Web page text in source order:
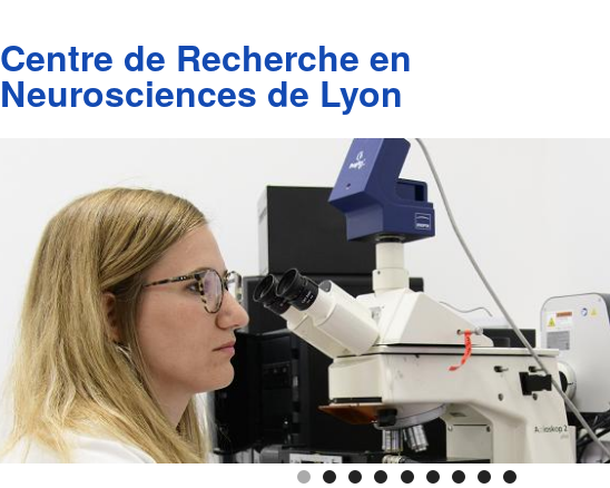
Centre de Recherche en
Neurosciences de Lyon